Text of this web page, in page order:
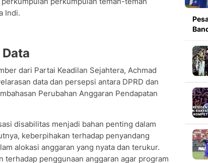
Indi.
dari Partai Keadilan Sejahtera, Achmad
data dan persepsi antara DPRD dan
Perubahan Anggaran Pendapatan
disabilitas menjadi bahan penting dalam
keberpihakan terhadap penyandang
alokasi anggaran yang nyata dan terukur.
penggunaan anggaran agar program